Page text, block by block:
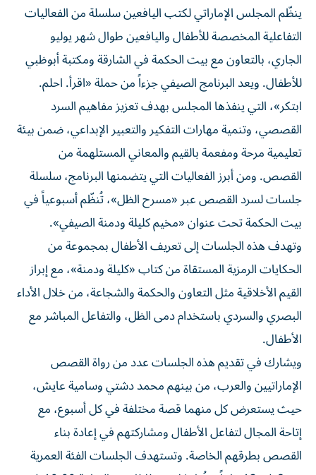
ينظّم المجلس الإماراتي لكتب اليافعين سلسلة من الفعاليات
التفاعلية المخصصة للأطفال واليافعين طوال شهر يوليو
الجاري، بالتعاون مع بيت الحكمة في الشارقة ومكتبة أبوظبي
للأطفال. ويعد البرنامج الصيفي جزءاً من حملة «اقرأ. احلم.
ابتكر»، التي ينفذها المجلس بهدف تعزيز مفاهيم السرد
القصصي، وتنمية مهارات التفكير والتعبير الإبداعي، ضمن بيئة
تعليمية مرحة ومفعمة بالقيم والمعاني المستلهمة من
القصص. ومن أبرز الفعاليات التي يتضمنها البرنامج، سلسلة
جلسات لسرد القصص عبر «مسرح الظل»، تُنظّم أسبوعياً في
بيت الحكمة تحت عنوان «مخيم كليلة ودمنة الصيفي».
وتهدف هذه الجلسات إلى تعريف الأطفال بمجموعة من
الحكايات الرمزية المستقاة من كتاب «كليلة ودمنة»، مع إبراز
القيم الأخلاقية مثل التعاون والحكمة والشجاعة، من خلال الأداء
البصري والسردي باستخدام دمى الظل، والتفاعل المباشر مع
الأطفال.
ويشارك في تقديم هذه الجلسات عدد من رواة القصص
الإماراتيين والعرب، من بينهم محمد دشتي وسامية عايش،
حيث يستعرض كل منهما قصة مختلفة في كل أسبوع، مع
إتاحة المجال لتفاعل الأطفال ومشاركتهم في إعادة بناء
القصص بطرقهم الخاصة. وتستهدف الجلسات الفئة العمرية